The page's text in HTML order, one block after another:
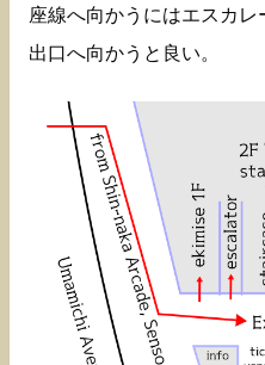
座線へ向かうにはエスカ
出口へ向かうと良い。